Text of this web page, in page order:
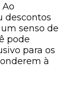
descontos
senso de
pode
para os
à